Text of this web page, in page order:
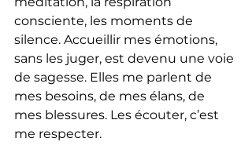
consciente, les moments de
silence. Accueillir mes émotions,
sans les juger, est devenu une voie
de sagesse. Elles me parlent de
mes besoins, de mes élans, de
mes blessures. Les écouter, c’est
me respecter.